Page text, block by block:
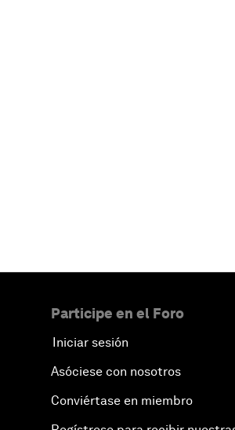
Participe en el Foro
Iniciar sesión
Asóciese con nosotros
Conviértase en miembro